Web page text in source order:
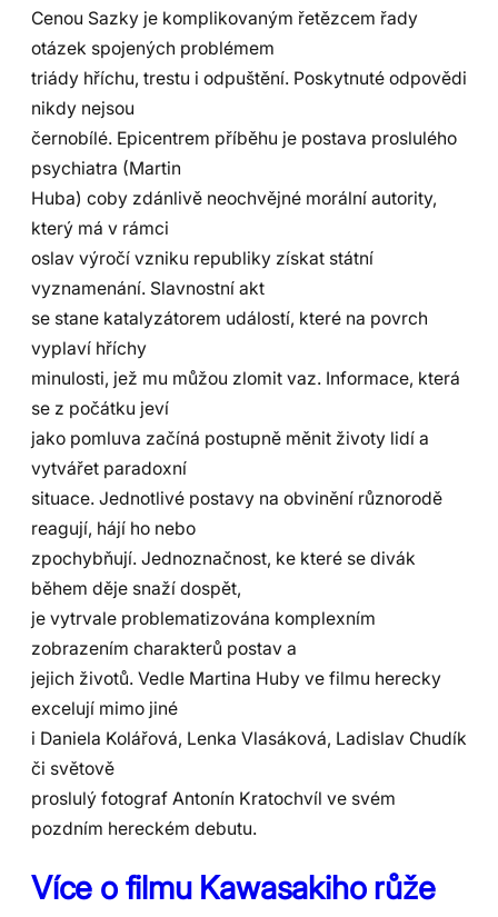
Cenou Sazky je komplikovaným řetězcem řady
otázek spojených problémem
triády hříchu, trestu i odpuštění. Poskytnuté odpovědi
nikdy nejsou
černobílé. Epicentrem příběhu je postava proslulého
psychiatra (Martin
Huba) coby zdánlivě neochvějné morální autority,
který má v rámci
oslav výročí vzniku republiky získat státní
vyznamenání. Slavnostní akt
se stane katalyzátorem událostí, které na povrch
vyplaví hříchy
minulosti, jež mu můžou zlomit vaz. Informace, která
se z počátku jeví
jako pomluva začíná postupně měnit životy lidí a
vytvářet paradoxní
situace. Jednotlivé postavy na obvinění různorodě
reagují, hájí ho nebo
zpochybňují. Jednoznačnost, ke které se divák
během děje snaží dospět,
je vytrvale problematizována komplexním
zobrazením charakterů postav a
jejich životů. Vedle Martina Huby ve filmu herecky
excelují mimo jiné
i Daniela Kolářová, Lenka Vlasáková, Ladislav Chudík
či světově
proslulý fotograf Antonín Kratochvíl ve svém
pozdním hereckém debutu.
Více o filmu Kawasakiho růže